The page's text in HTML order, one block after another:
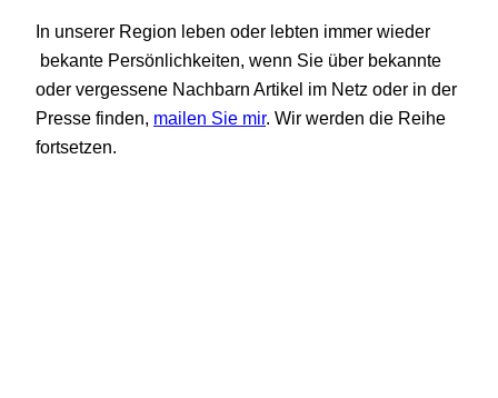
In unserer Region leben oder lebten immer wieder
bekante Persönlichkeiten, wenn Sie über bekannte
oder vergessene Nachbarn Artikel im Netz oder in der
Presse finden, mailen Sie mir. Wir werden die Reihe
fortsetzen.